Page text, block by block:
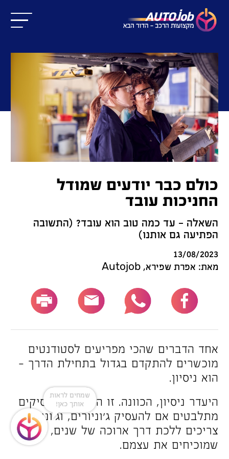
כולם כבר יודעים שמודל
החניכות עובד
השאלה – עד כמה טוב הוא עובד? (התשובה
הפתיעה גם אותנו)
13/08/2023
מאת: אפרת שפירא, Autojob
אחד הדברים שהכי מפריעים לסטודנטים
מוכשרים להתקדם בגדול בתחילת הדרך –
הוא ניסיון.
היעדר ניסיון, הכוונה. זו הסיבה שמעסיקים
מתלבטים אם להעסיק ג’וניורים, וג’וניורים
צריכים ללכת דרך ארוכה של שנים, עד
שמוכיחים את עצמם.
שמחים לראות
אותך כאן!